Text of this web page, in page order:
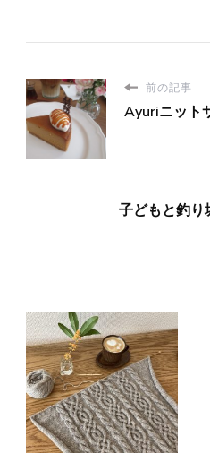
前の記事
Ayuriニット
子どもと釣り